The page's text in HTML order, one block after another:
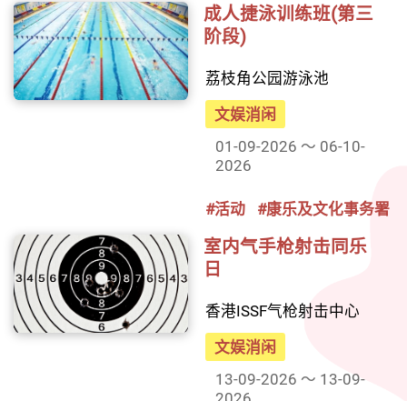
成人捷泳训练班(第三
阶段)
荔枝角公园游泳池
文娱消闲
01-09-2026 ～ 06-10-
2026
#活动 #康乐及文化事务署
室内气手枪射击同乐
日
香港ISSF气枪射击中心
文娱消闲
13-09-2026 ～ 13-09-